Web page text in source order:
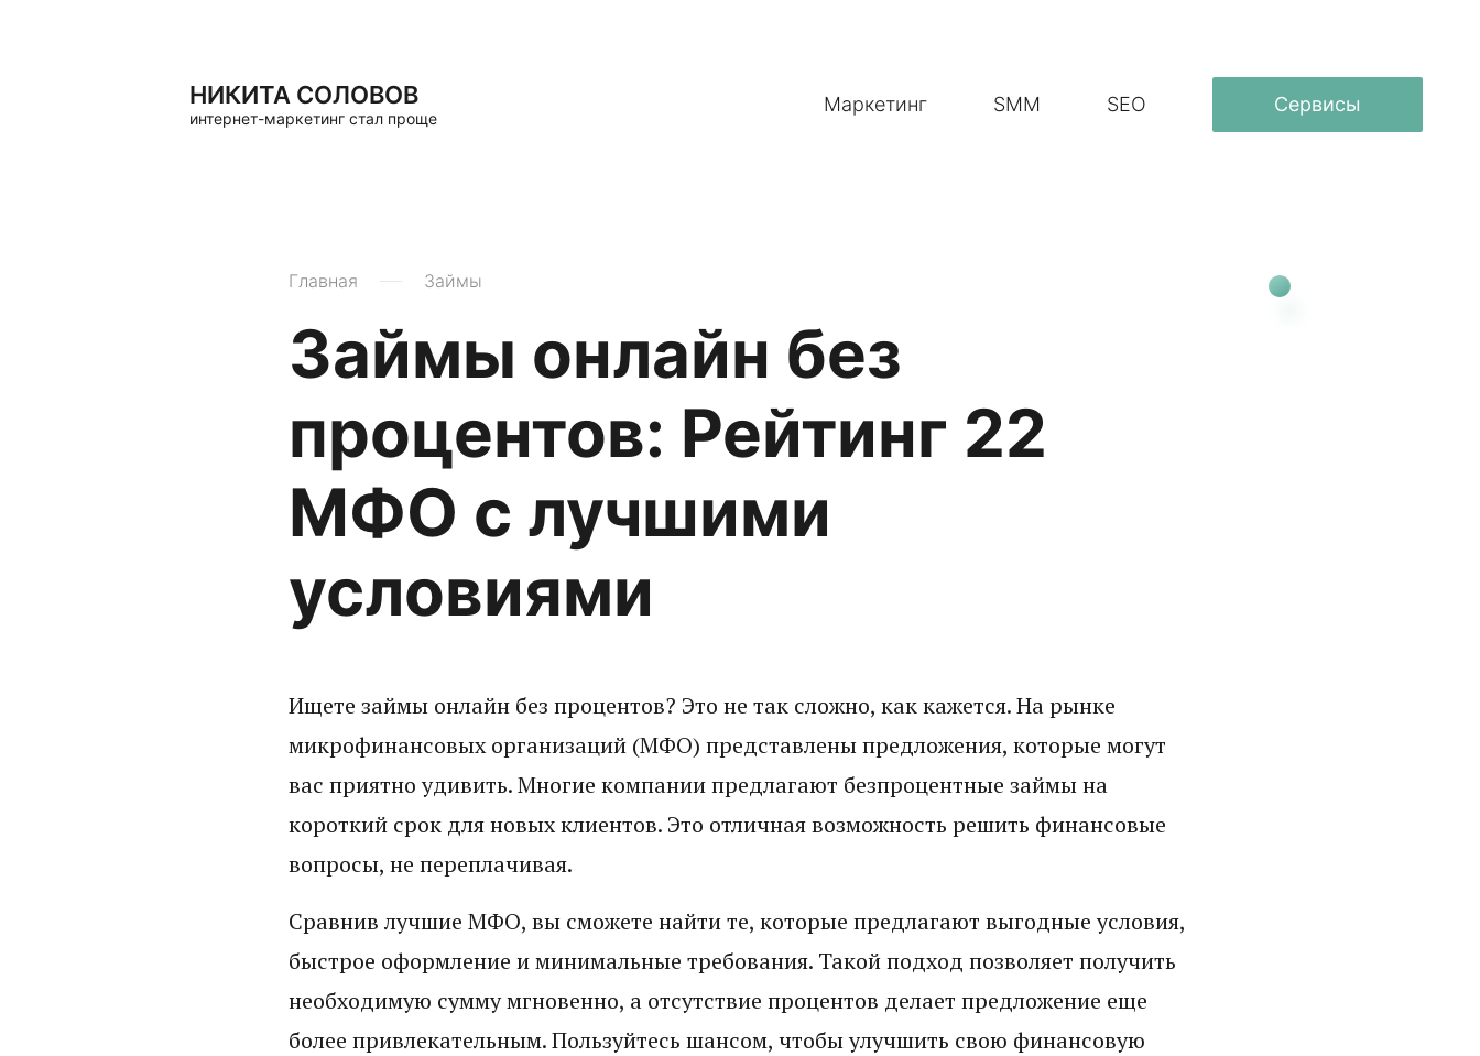
НИКИТА СОЛОВОВ
интернет-маркетинг стал проще
Маркетинг SMM SEO Сервисы
Главная Займы
Займы онлайн без
процентов: Рейтинг 22
МФО с лучшими
условиями
Ищете займы онлайн без процентов? Это не так сложно, как кажется. На рынке
микрофинансовых организаций (МФО) представлены предложения, которые могут
вас приятно удивить. Многие компании предлагают безпроцентные займы на
короткий срок для новых клиентов. Это отличная возможность решить финансовые
вопросы, не переплачивая.
Сравнив лучшие МФО, вы сможете найти те, которые предлагают выгодные условия,
быстрое оформление и минимальные требования. Такой подход позволяет получить
необходимую сумму мгновенно, а отсутствие процентов делает предложение еще
более привлекательным. Пользуйтесь шансом, чтобы улучшить свою финансовую